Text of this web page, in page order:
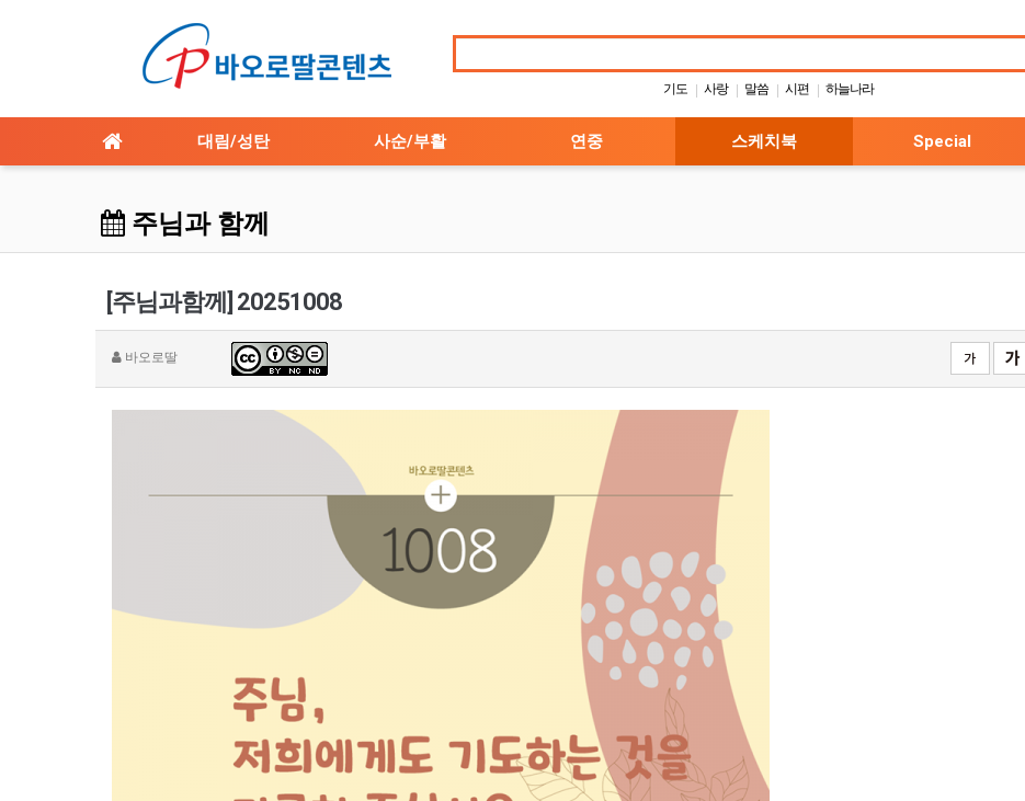
기도 | 사랑 | 말씀 | 시편 | 하늘나라
대림/성탄 사순/부활 연중 스케치북 Special
주님과 함께
[주님과함께] 20251008
바오로딸